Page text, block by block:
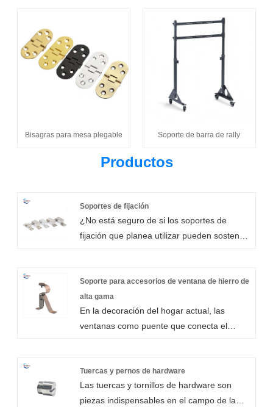
Bisagras para mesa plegable Soporte de barra de rally
Productos
Soportes de fijación
¿No está seguro de si los soportes de
fijación que planea utilizar pueden sostener
soportarse gracias a la gran resistencia a la
compresión de nuestros soportes de fijación
metálicos. El tipo de pared que tenga es la
consideración más importante a la hora de
soporte. A continuación se muestran
algunos de los diseños de nuestros
soportes de montaje metálicos.
Soporte para accesorios de ventana de hierro de
alta gama
En la decoración del hogar actual, las
ventanas como puente que conecta el
soporte para accesorios de ventana de
hierro de alta gama, como parte importante,
ha sido ampliamente bienvenido. Xiamen
Tuercas y pernos de hardware
Las tuercas y tornillos de hardware son
piezas indispensables en el campo de la